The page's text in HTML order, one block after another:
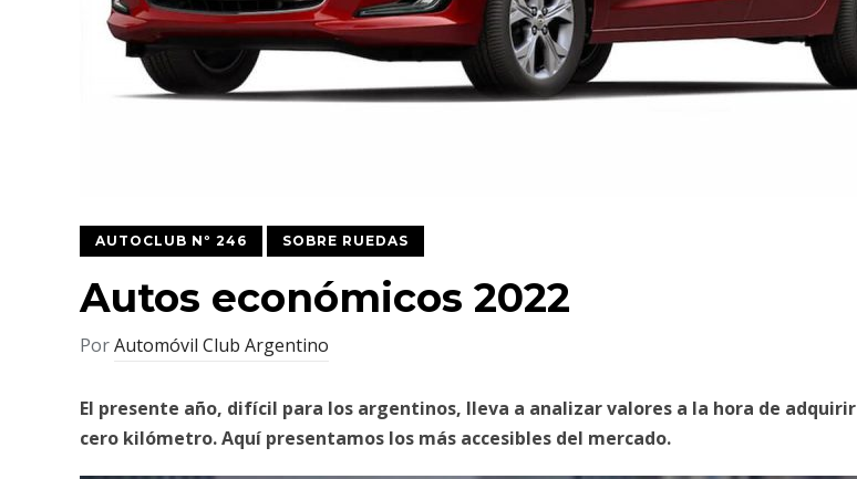
AUTOCLUB Nº 246 SOBRE RUEDAS
Autos económicos 2022
PorAutomóvil Club Argentino
El presente año, difícil para los argentinos, lleva a analizar valores a la hora de
cero kilómetro. Aquí presentamos los más accesibles del mercado.